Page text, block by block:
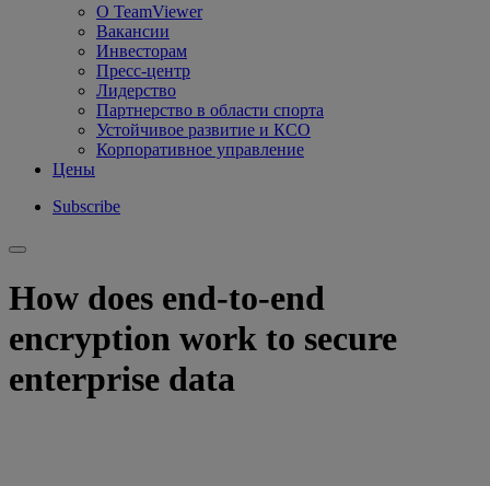
О TeamViewer
Вакансии
Инвесторам
Пресс-центр
Лидерство
Партнерство в области спорта
Устойчивое развитие и КСО
Корпоративное управление
Цены
Subscribe
How does end-to-end
encryption work to secure
enterprise data